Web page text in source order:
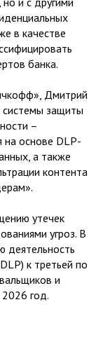
в качестве
банка.
Дмитрий
системы защиты
–
на основе DLP-
а также
контента
утечек
угроз. В
деятельность
к третьей по
и
год.